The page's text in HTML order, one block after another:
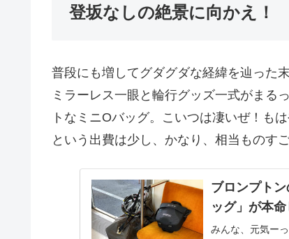
登坂なしの絶景に向かえ！
普段にも増してグダグダな経緯を辿った
ミラーレス一眼と輪行グッズ一式がまる
トなミニOバッグ。こいつは凄いぜ！も
という出費は少し、かなり、相当ものす
ブロンプト
ッグ」が本
みんな、元気ー